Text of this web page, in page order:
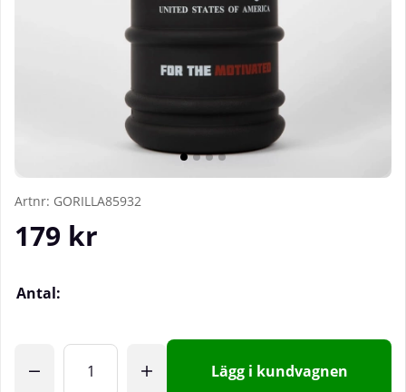
Artnr: GORILLA85932
179 kr
Antal:
Lägg i kundvagnen